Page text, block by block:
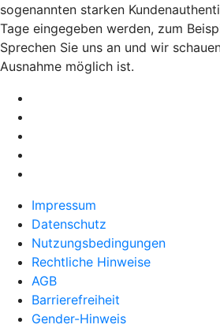
sogenannten starken
Tage eingegeben werden, zum
Sprechen Sie uns an und wir
Ausnahme möglich ist.
Impressum
Datenschutz
Nutzungsbedingungen
Rechtliche Hinweise
AGB
Barrierefreiheit
Gender-Hinweis